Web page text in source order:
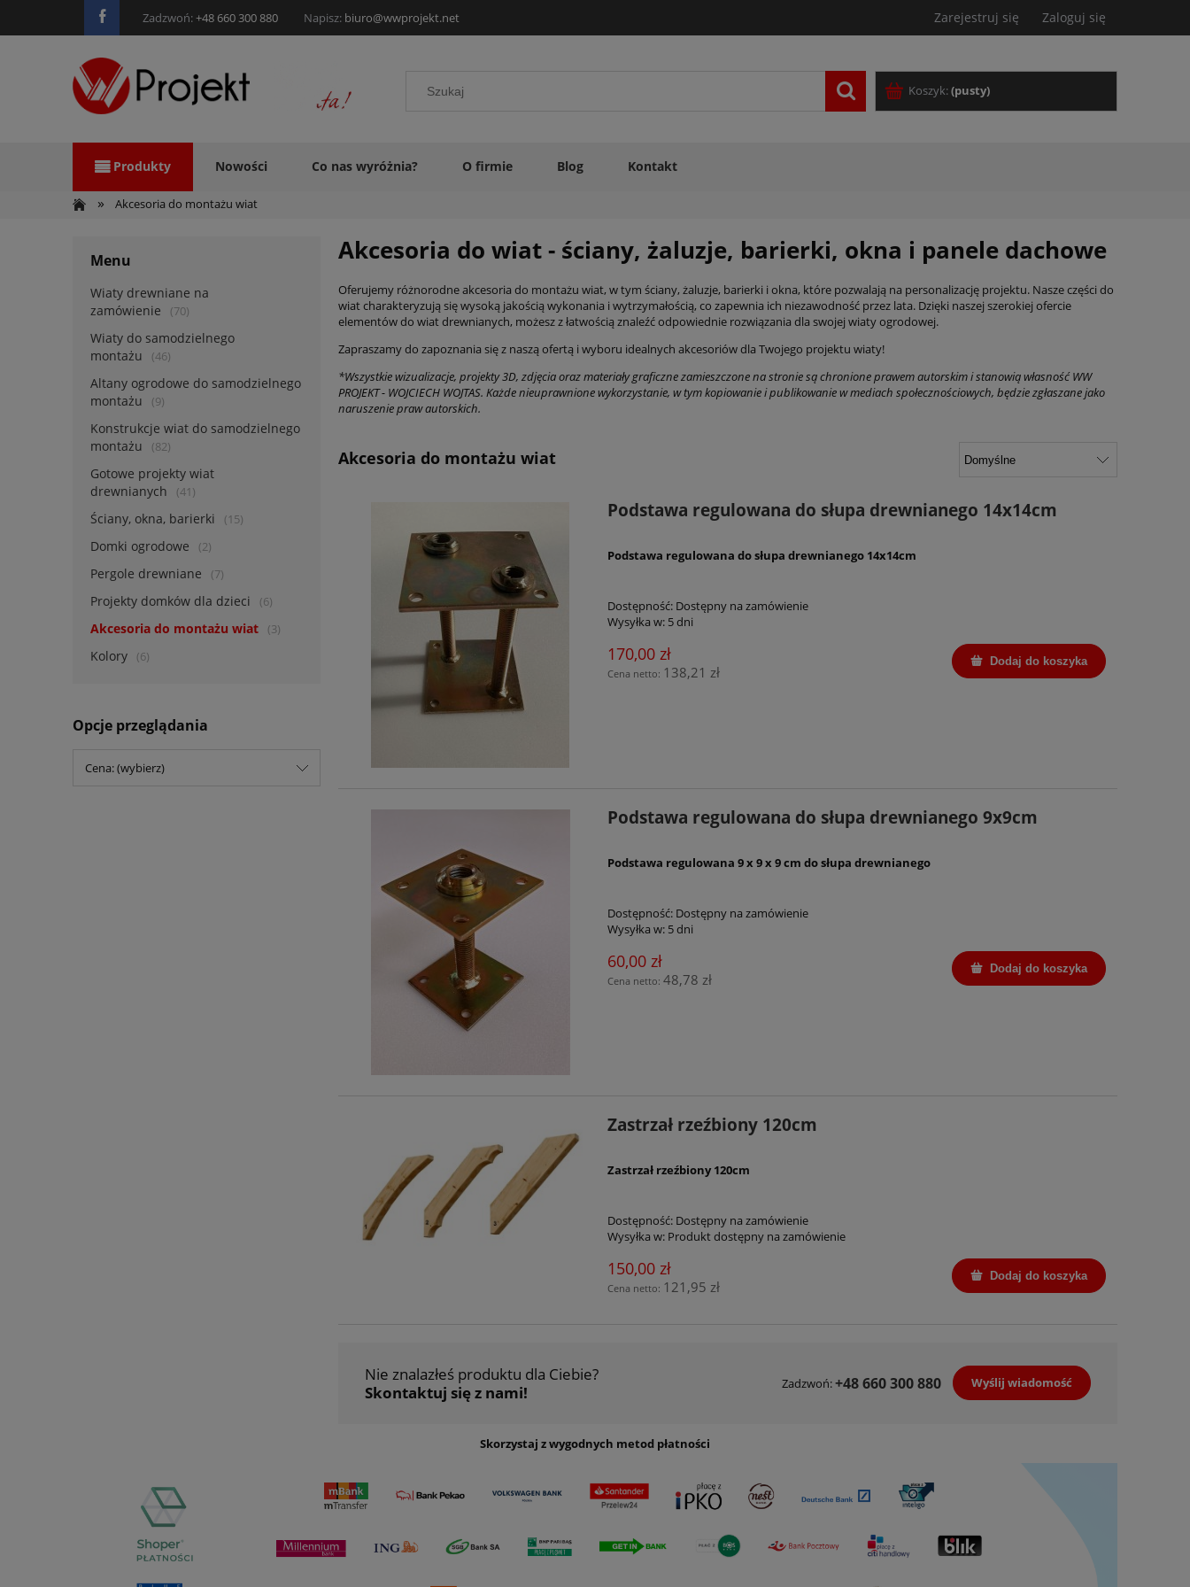
Zadzwoń:+48 660 300 880 Napisz: biuro@wwprojekt.net Zarejestruj się Zaloguj się
Koszyk:(pusty)
Produkty Nowości Co nas wyróżnia? O firmie Blog Kontakt
» Akcesoria do montażu wiat
Menu
Wiaty drewniane na
zamówienie
(70)
Wiaty do samodzielnego
montażu
(46)
Altany ogrodowe do samodzielnego
montażu
(9)
Konstrukcje wiat do samodzielnego
montażu
(82)
Gotowe projekty wiat
drewnianych
(41)
Ściany, okna, barierki (15)
Domki ogrodowe (2)
Pergole drewniane (7)
Projekty domków dla dzieci (6)
Akcesoria do montażu wiat (3)
Kolory (6)
Opcje przeglądania
Cena: (wybierz)
Akcesoria do wiat - ściany, żaluzje, barierki, okna i panele dachowe
Oferujemy różnorodne akcesoria do montażu wiat, w tym ściany, żaluzje, barierki i okna, które pozwalają na personalizację projektu. Nasze części do
wiat charakteryzują się wysoką jakością wykonania i wytrzymałością, co zapewnia ich niezawodność przez lata. Dzięki naszej szerokiej ofercie
elementów do wiat drewnianych, możesz z łatwością znaleźć odpowiednie rozwiązania dla swojej wiaty ogrodowej.
Zapraszamy do zapoznania się z naszą ofertą i wyboru idealnych akcesoriów dla Twojego projektu wiaty!
*Wszystkie wizualizacje, projekty 3D, zdjęcia oraz materiały graficzne zamieszczone na stronie są chronione prawem autorskim i stanowią własność WW
PROJEKT - WOJCIECH WOJTAS. Każde nieuprawnione wykorzystanie, w tym kopiowanie i publikowanie w mediach społecznościowych, będzie zgłaszane jako
naruszenie praw autorskich.
Akcesoria do montażu wiat
Podstawa regulowana do słupa drewnianego 14x14cm
Podstawa regulowana do słupa drewnianego 14x14cm
Dostępność: Dostępny na zamówienie
Wysyłka w: 5 dni
170,00 zł
Cena netto: 138,21 zł
Dodaj do koszyka
Podstawa regulowana do słupa drewnianego 9x9cm
Podstawa regulowana 9 x 9 x 9 cm do słupa drewnianego
Dostępność: Dostępny na zamówienie
Wysyłka w: 5 dni
60,00 zł
Cena netto: 48,78 zł
Dodaj do koszyka
Zastrzał rzeźbiony 120cm
Zastrzał rzeźbiony 120cm
Dostępność: Dostępny na zamówienie
Wysyłka w: Produkt dostępny na zamówienie
150,00 zł
Cena netto: 121,95 zł
Dodaj do koszyka
Nie znalazłeś produktu dla Ciebie?
Skontaktuj się z nami!
Zadzwoń:+48 660 300 880 Wyślij wiadomość
Skorzystaj z wygodnych metod płatności